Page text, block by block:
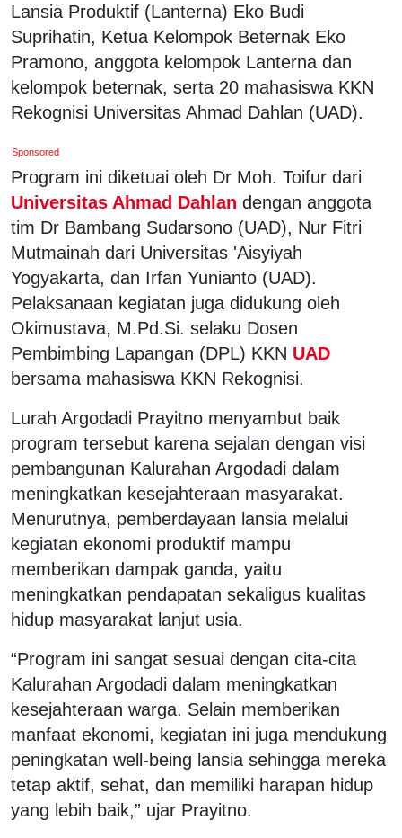
Lansia Produktif (Lanterna) Eko Budi
Suprihatin, Ketua Kelompok Beternak Eko
Pramono, anggota kelompok Lanterna dan
kelompok beternak, serta 20 mahasiswa KKN
Rekognisi Universitas Ahmad Dahlan (UAD).
Sponsored
Program ini diketuai oleh Dr Moh. Toifur dari
Universitas Ahmad Dahlan dengan anggota
tim Dr Bambang Sudarsono (UAD), Nur Fitri
Mutmainah dari Universitas 'Aisyiyah
Yogyakarta, dan Irfan Yunianto (UAD).
Pelaksanaan kegiatan juga didukung oleh
Okimustava, M.Pd.Si. selaku Dosen
Pembimbing Lapangan (DPL) KKN UAD
bersama mahasiswa KKN Rekognisi.
Lurah Argodadi Prayitno menyambut baik
program tersebut karena sejalan dengan visi
pembangunan Kalurahan Argodadi dalam
meningkatkan kesejahteraan masyarakat.
Menurutnya, pemberdayaan lansia melalui
kegiatan ekonomi produktif mampu
memberikan dampak ganda, yaitu
meningkatkan pendapatan sekaligus kualitas
hidup masyarakat lanjut usia.
“Program ini sangat sesuai dengan cita-cita
Kalurahan Argodadi dalam meningkatkan
kesejahteraan warga. Selain memberikan
manfaat ekonomi, kegiatan ini juga mendukung
peningkatan well-being lansia sehingga mereka
tetap aktif, sehat, dan memiliki harapan hidup
yang lebih baik,” ujar Prayitno.